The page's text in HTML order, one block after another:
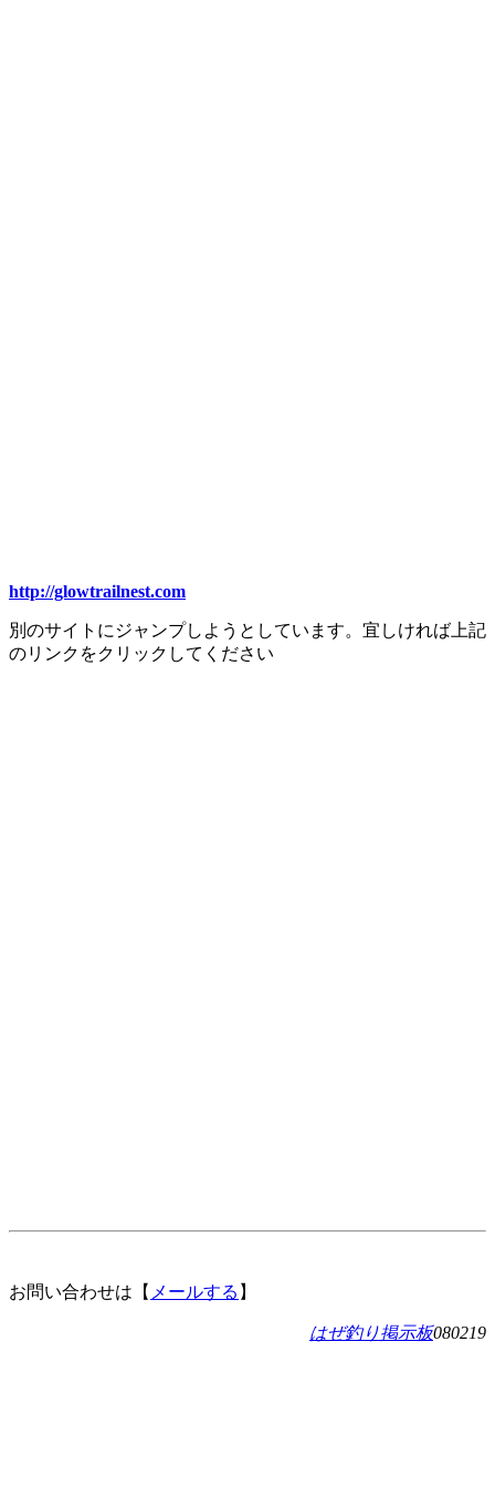
http://glowtrailnest.com
別のサイトにジャンプしようとしています。宜しければ上記
のリンクをクリックしてください
お問い合わせは【 メールする 】
はぜ釣り掲示板080219